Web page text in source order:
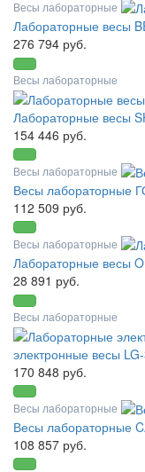
Весы лабораторные
Лабораторные весы
276 794 руб.
Весы лабораторные
Лабораторные весы
154 446 руб.
Весы лабораторные
Весы лабораторные
112 509 руб.
Весы лабораторные
Лабораторные весы
28 891 руб.
Весы лабораторные
электронные весы
170 848 руб.
Весы лабораторные
Весы лабораторные
108 857 руб.